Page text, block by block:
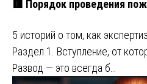
🟥 Порядок проведения
5 историй о том, как
Раздел 1. Вступление, от
Развод — это всегда б…